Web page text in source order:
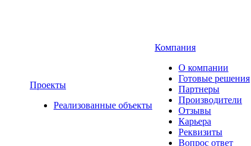
Проекты
Реализованные объекты
Компания
О компании
Готовые решения
Партнеры
Производители
Отзывы
Карьера
Реквизиты
Вопрос ответ